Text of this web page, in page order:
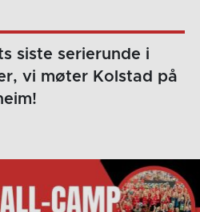
siste serierunde i
vi møter Kolstad på